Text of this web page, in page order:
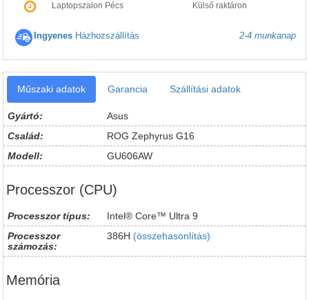
Laptopszalon Pécs Külső raktáron
Ingyenes Házhozszállítás 2-4 munkanap
Műszaki adatok Garancia Szállítási adatok
Gyártó:
Asus
Család:
ROG Zephyrus G16
Modell:
GU606AW
Processzor (CPU)
Processzor típus:
Intel® Core™ Ultra 9
Processzor
számozás:
386H (összehasonlítás)
Memória